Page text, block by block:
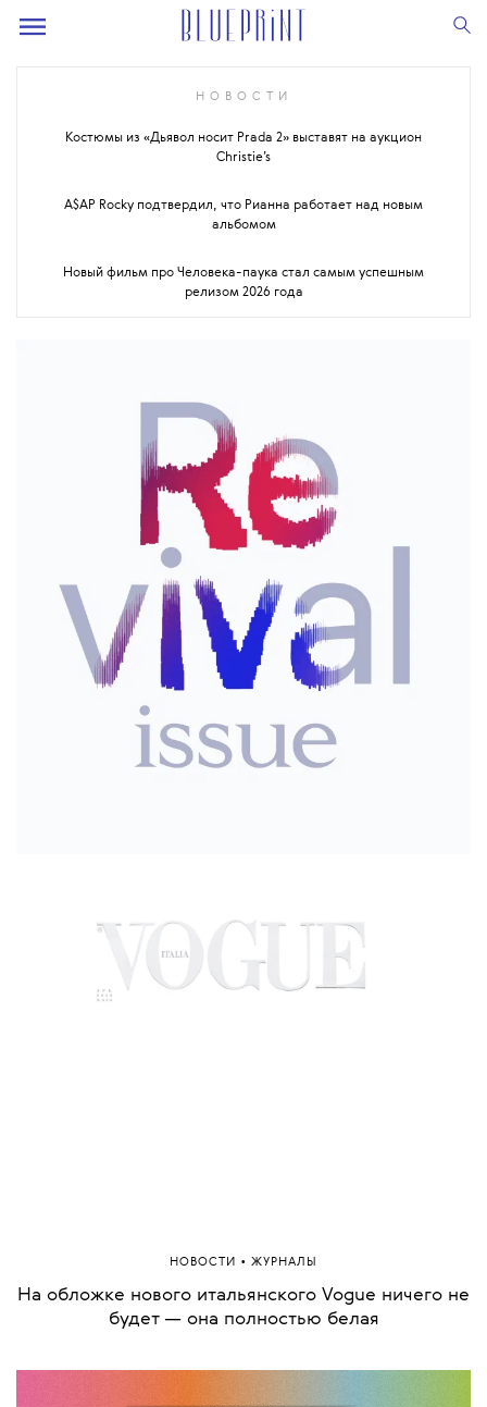
НОВОСТИ
Костюмы из «Дьявол носит Prada 2» выставят на аукцион
Christie’s
A$AP Rocky подтвердил, что Рианна работает над новым
альбомом
Новый фильм про Человека-паука стал самым успешным
релизом 2026 года
НОВОСТИ • ЖУРНАЛЫ
На обложке нового итальянского Vogue ничего не
будет — она полностью белая